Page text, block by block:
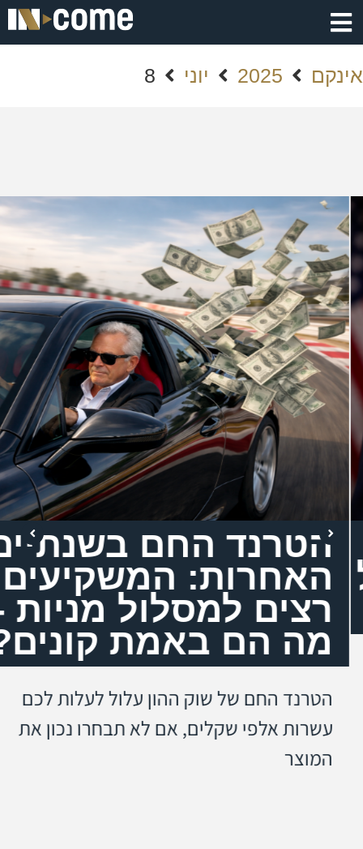
אינקם 2025 יוני 8
הטרנד החם בשנתיים
האחרות: המשקיעים
רצים למסלול מניות -
מה הם באמת קונים?
הטרנד החם של שוק ההון עלול לעלות לכם
עשרות אלפי שקלים, אם לא תבחרו נכון את
המוצר